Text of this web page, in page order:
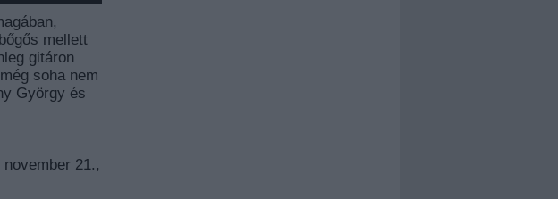
mellett
gitáron
soha nem
György és
21.,